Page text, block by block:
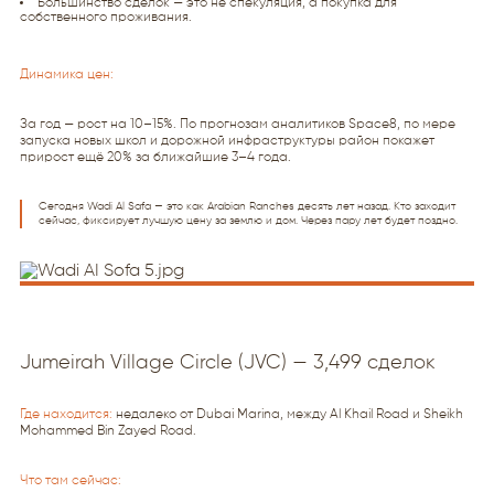
Большинство сделок — это не спекуляция, а покупка для
собственного проживания.
Динамика цен:
За год — рост на 10–15%. По прогнозам аналитиков Space8, по мере
запуска новых школ и дорожной инфраструктуры район покажет
прирост ещё 20% за ближайшие 3–4 года.
Сегодня Wadi Al Safa — это как Arabian Ranches десять лет назад. Кто заходит
сейчас, фиксирует лучшую цену за землю и дом. Через пару лет будет поздно.
Jumeirah Village Circle (JVC) — 3,499 сделок
Где находится: недалеко от Dubai Marina, между Al Khail Road и Sheikh
Mohammed Bin Zayed Road.
Что там сейчас: